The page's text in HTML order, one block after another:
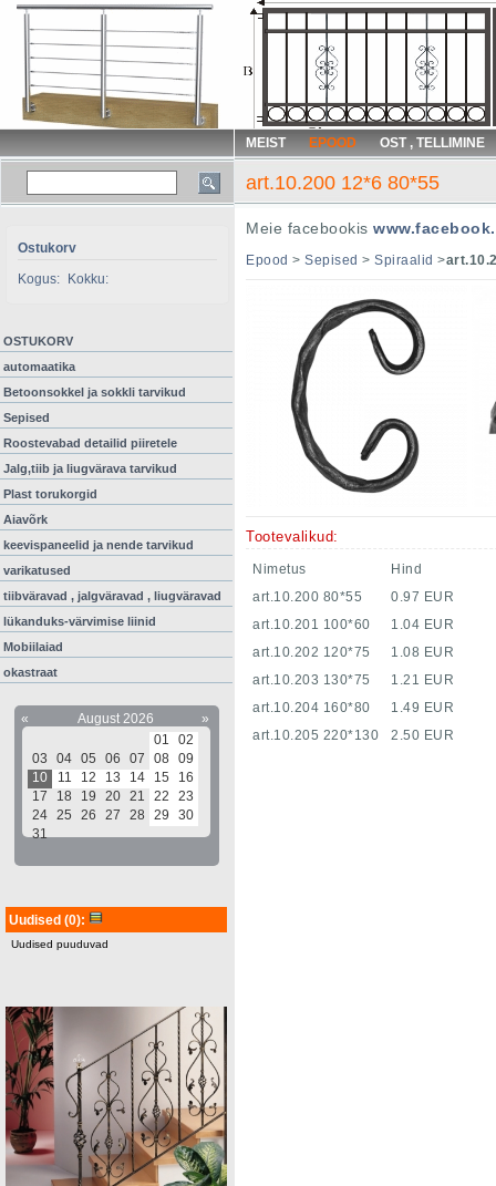
MEIST EPOOD OST , TELLIMINE
art.10.200 12*6 80*55
Ostukorv
Kogus:
Kokku:
OSTUKORV
automaatika
Betoonsokkel ja sokkli tarvikud
Sepised
Roostevabad detailid piiretele
Jalg,tiib ja liugvärava tarvikud
Plast torukorgid
Aiavõrk
keevispaneelid ja nende tarvikud
varikatused
tiibväravad , jalgväravad , liugväravad
lükanduks-värvimise liinid
Mobiilaiad
okastraat
« August 2026
»
01
02
03
04 05 06 07 08 09
10
11 12 13 14 15
16
17
18 19 20 21 22
23
24 25 26 27 28 29
30
31
Uudised (0):
Uudised puuduvad
Meie facebookis
Epood > Sepised > Spiraalid >
Tootevalikud:
Nimetus
Hind
art.10.200 80*55
0.97 EUR
art.10.201 100*60
1.04 EUR
art.10.202 120*75
1.08 EUR
art.10.203 130*75
1.21 EUR
art.10.204 160*80
1.49 EUR
art.10.205 220*130
2.50 EUR